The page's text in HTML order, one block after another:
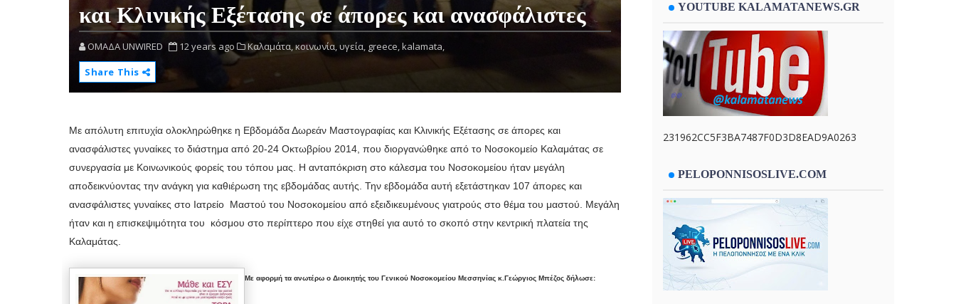
και Κλινικής Εξέτασης σε άπορες και ανασφάλιστες
OMAΔΑ UNWIRED 12 years ago Καλαμάτα,κοινωνία,υγεία, greece,kalamata,
Share This
Με απόλυτη επιτυχία ολοκληρώθηκε η Εβδομάδα Δωρεάν Μαστογραφίας και Κλινικής Εξέτασης σε άπορες και
ανασφάλιστες γυναίκες το διάστημα από 20-24 Οκτωβρίου 2014, που διοργανώθηκε από το Νοσοκομείο Καλαμάτας σε
συνεργασία με Κοινωνικούς φορείς του τόπου μας. Η ανταπόκριση στο κάλεσμα του Νοσοκομείου ήταν μεγάλη
αποδεικνύοντας την ανάγκη για καθιέρωση της εβδομάδας αυτής. Την εβδομάδα αυτή εξετάστηκαν 107 άπορες και
ανασφάλιστες γυναίκες στο Ιατρείο Μαστού του Νοσοκομείου από εξειδικευμένους γιατρούς στο θέμα του μαστού. Μεγάλη
ήταν και η επισκεψιμότητα του
κόσμου στο περίπτερο που είχε στηθεί για αυτό το σκοπό στην κεντρική πλατεία της
Καλαμάτας.
Με αφορμή τα ανωτέρω ο Διοικητής του Γενικού Νοσοκομείου Μεσσηνίας κ.Γεώργιος Μπέζος δήλωσε:
YOUTUBE KALAMATANEWS.GR
231962CC5F3BA7487F0D3D8EAD9A0263
PELOPONNISOSLIVE.COM